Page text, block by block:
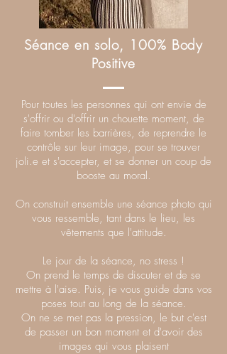
Séance en solo, 100% Body
Positive
Pour toutes les personnes qui ont envie de
s'offrir ou d'offrir un chouette moment, de
faire tomber les barrières, de reprendre le
contrôle sur leur image, pour se trouver
joli.e et s'accepter, et se donner un coup de
booste au moral.
On construit ensemble une séance photo qui
vous ressemble, tant dans le lieu, les
vêtements que l'attitude.
Le jour de la séance, no stress !
On prend le temps de discuter et de se
mettre à l'aise. Puis, je vous guide dans vos
poses tout au long de la séance.
On ne se met pas la pression, le but c'est
de passer un bon moment et d'avoir des
images qui vous plaisent